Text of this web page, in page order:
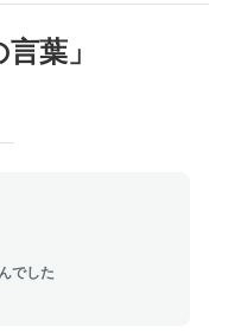
葉」
でした